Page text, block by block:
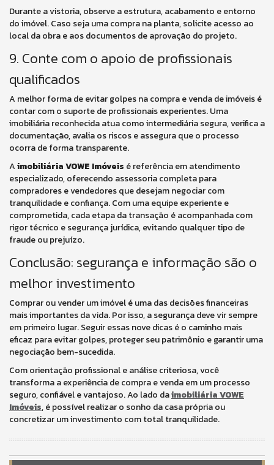
Durante a vistoria, observe a estrutura, acabamento e entorno
do imóvel. Caso seja uma compra na planta, solicite acesso ao
local da obra e aos documentos de aprovação do projeto.
9. Conte com o apoio de profissionais
qualificados
A melhor forma de evitar golpes na compra e venda de imóveis é
contar com o suporte de profissionais experientes. Uma
imobiliária reconhecida atua como intermediária segura, verifica a
documentação, avalia os riscos e assegura que o processo
ocorra de forma transparente.
Aimobiliária VOWE Imóveis é referência em atendimento
especializado, oferecendo assessoria completa para
compradores e vendedores que desejam negociar com
tranquilidade e confiança. Com uma equipe experiente e
comprometida, cada etapa da transação é acompanhada com
rigor técnico e segurança jurídica, evitando qualquer tipo de
fraude ou prejuízo.
Conclusão: segurança e informação são o
melhor investimento
Comprar ou vender um imóvel é uma das decisões financeiras
mais importantes da vida. Por isso, a segurança deve vir sempre
em primeiro lugar. Seguir essas nove dicas é o caminho mais
eficaz para evitar golpes, proteger seu patrimônio e garantir uma
negociação bem-sucedida.
Com orientação profissional e análise criteriosa, você
transforma a experiência de compra e venda em um processo
seguro, confiável e vantajoso. Ao lado daimobiliária VOWE
Imóveis, é possível realizar o sonho da casa própria ou
concretizar um investimento com total tranquilidade.